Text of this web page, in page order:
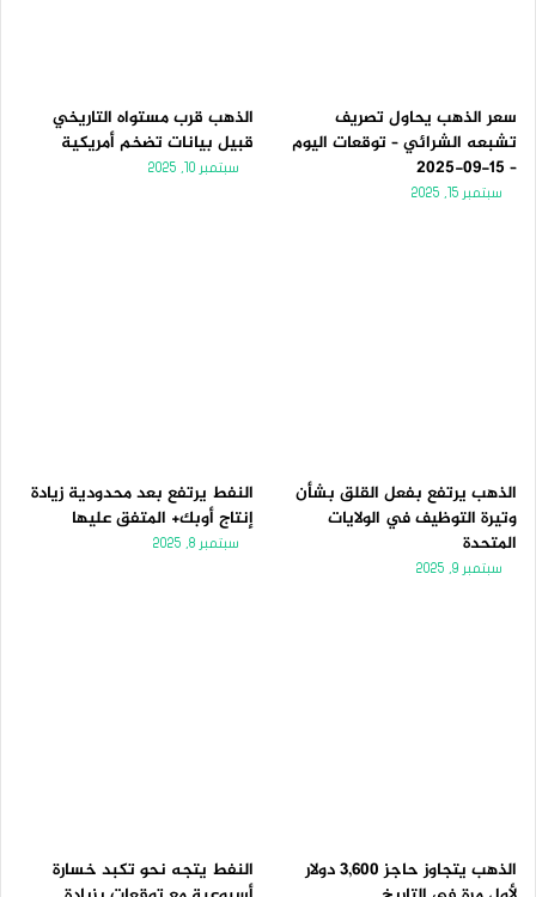
سعر الذهب يحاول تصريف
تشبعه الشرائي – توقعات اليوم
– 15-09-2025
سبتمبر 15, 2025
الذهب قرب مستواه التاريخي
قبيل بيانات تضخم أمريكية
سبتمبر 10, 2025
الذهب يرتفع بفعل القلق بشأن
وتيرة التوظيف في الولايات
المتحدة
سبتمبر 9, 2025
النفط يرتفع بعد محدودية زيادة
إنتاج أوبك+ المتفق عليها
سبتمبر 8, 2025
الذهب يتجاوز حاجز 3,600 دولار
النفط يتجه نحو تكبد خسارة